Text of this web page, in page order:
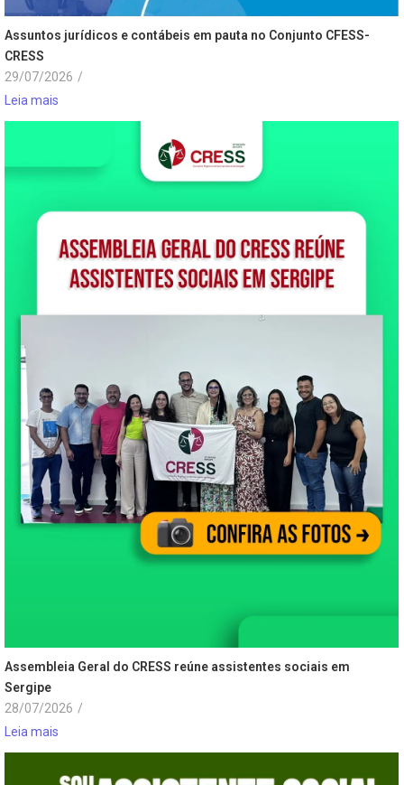
Assuntos jurídicos e contábeis em pauta no Conjunto CFESS-
CRESS
29/07/2026 /
Leia mais
Assembleia Geral do CRESS reúne assistentes sociais em
Sergipe
28/07/2026 /
Leia mais